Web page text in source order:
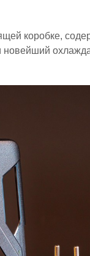
коробке,
новейший